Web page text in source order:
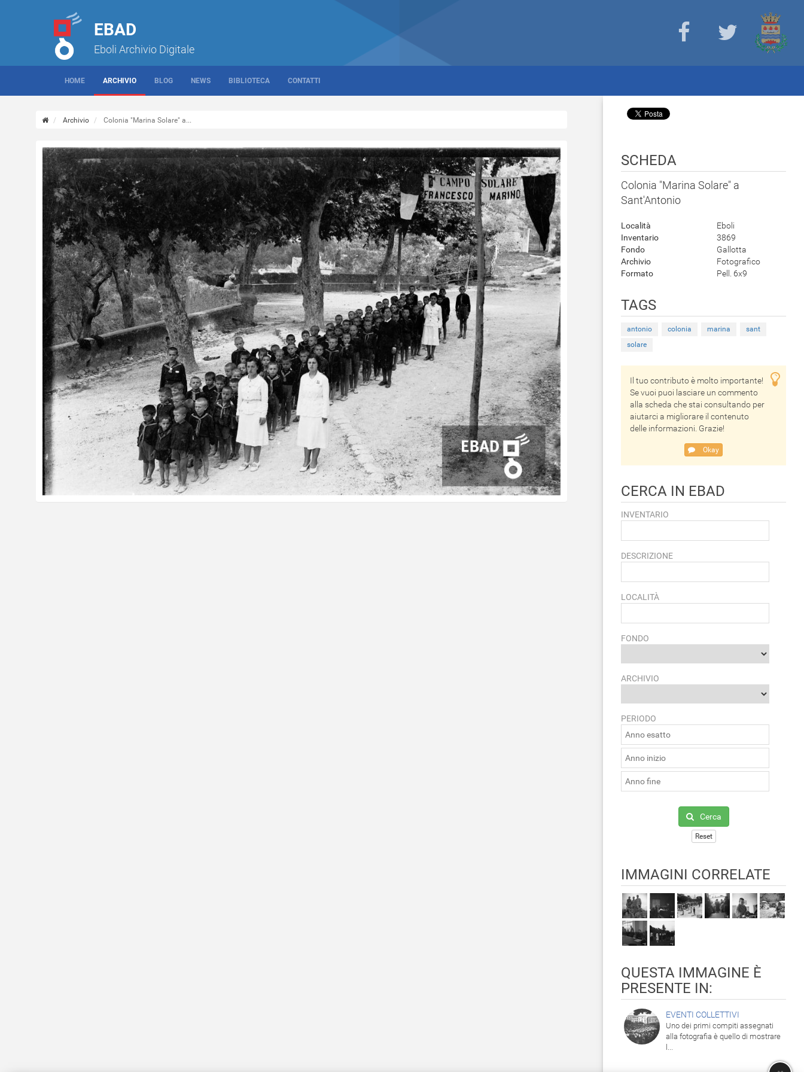
EBAD
Eboli Archivio Digitale
HOME ARCHIVIO BLOG NEWS BIBLIOTECA CONTATTI
Archivio Colonia "Marina Solare" a...
SCHEDA
Colonia "Marina Solare" a
Sant'Antonio
Località
Eboli
Inventario
3869
Fondo
Gallotta
Archivio
Fotografico
Formato
Pell. 6x9
TAGS
antonio colonia marina
sant
solare
Il tuo contributo è molto importante!
Se vuoi puoi lasciare un commento
alla scheda che stai consultando per
aiutarci a migliorare il contenuto
delle informazioni. Grazie!
Okay
CERCA IN EBAD
INVENTARIO
DESCRIZIONE
LOCALITÀ
FONDO
ARCHIVIO
PERIODO
Cerca
Reset
IMMAGINI CORRELATE
QUESTA IMMAGINE È
PRESENTE IN:
EVENTI COLLETTIVI
Uno dei primi compiti assegnati
alla fotografia è quello di mostrare
l...